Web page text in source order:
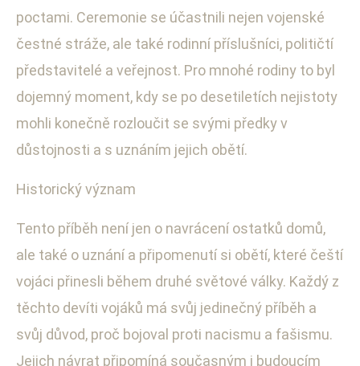
poctami. Ceremonie se účastnili nejen vojenské
čestné stráže, ale také rodinní příslušníci, političtí
představitelé a veřejnost. Pro mnohé rodiny to byl
dojemný moment, kdy se po desetiletích nejistoty
mohli konečně rozloučit se svými předky v
důstojnosti a s uznáním jejich obětí.
Historický význam
Tento příběh není jen o navrácení ostatků domů,
ale také o uznání a připomenutí si obětí, které čeští
vojáci přinesli během druhé světové války. Každý z
těchto devíti vojáků má svůj jedinečný příběh a
svůj důvod, proč bojoval proti nacismu a fašismu.
Jejich návrat připomíná současným i budoucím